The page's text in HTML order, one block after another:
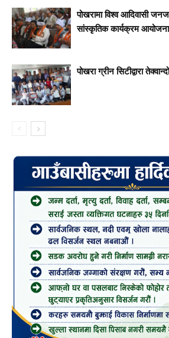
पोखरामा विश्व आदिवासी
सांस्कृतिक कार्यक्रम आयोजना
पोखरा ग्रीन सिटीद्वारा